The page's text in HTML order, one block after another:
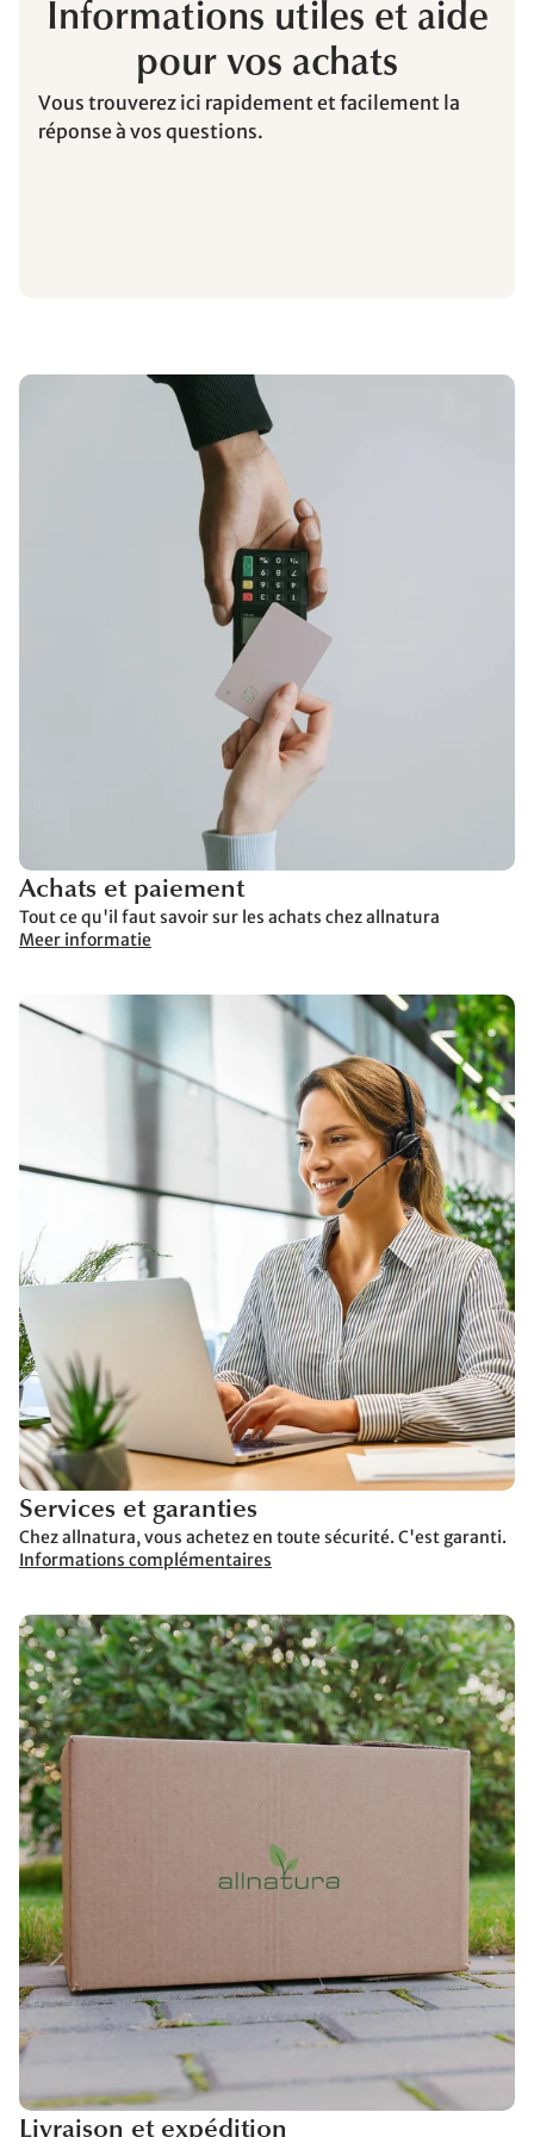
Informations utiles et aide
pour vos achats
Vous trouverez ici rapidement et facilement la
réponse à vos questions.
Achats et paiement
Tout ce qu'il faut savoir sur les achats chez allnatura
Meer informatie
Services et garanties
Chez allnatura, vous achetez en toute sécurité. C'est garanti.
Informations complémentaires
Livraison et expédition